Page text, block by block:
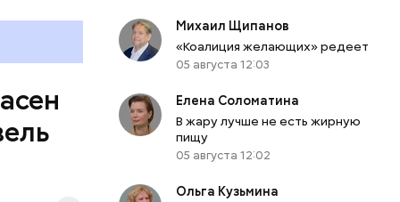
Михаил Щипанов
«Коалиция желающих» редеет
05 августа 12:03
Елена Соломатина
В жару лучше не есть жирную
пищу
05 августа 12:02
Ольга Кузьмина